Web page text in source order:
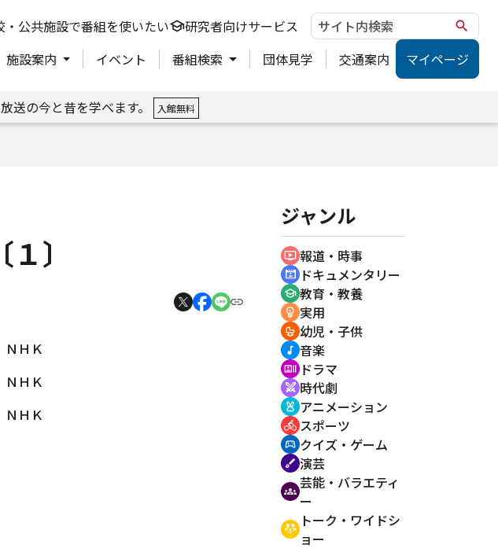
・公共施設で番組を使いたいschool研究者向けサービス search
施設案内 イベント 番組検索 団体見学 交通案内 マイページ
送の今と昔を学べます。 入館無料
〕
ＮＨＫ
ＮＨＫ
ＮＨＫ
ジャンル
ondemand_video 報道・時事
cinematic_blur ドキュメンタリー
school 教育・教養
emoji_objects 実用
crib 幼児・子供
music_note 音楽
recent_actors ドラマ
swords 時代劇
cruelty_free アニメーション
directions_bike スポーツ
sports_esports クイズ・ゲーム
brush 演芸
groups 芸能・バラエティ
ー
adaptive_audio_mic トーク・ワイドシ
ョー